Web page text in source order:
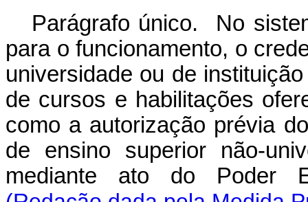
Parágrafo único. No
para o funcionamento, o
universidade ou de
de cursos e habilitações
como a autorização prévia
de ensino superior não-
mediante ato do Poder